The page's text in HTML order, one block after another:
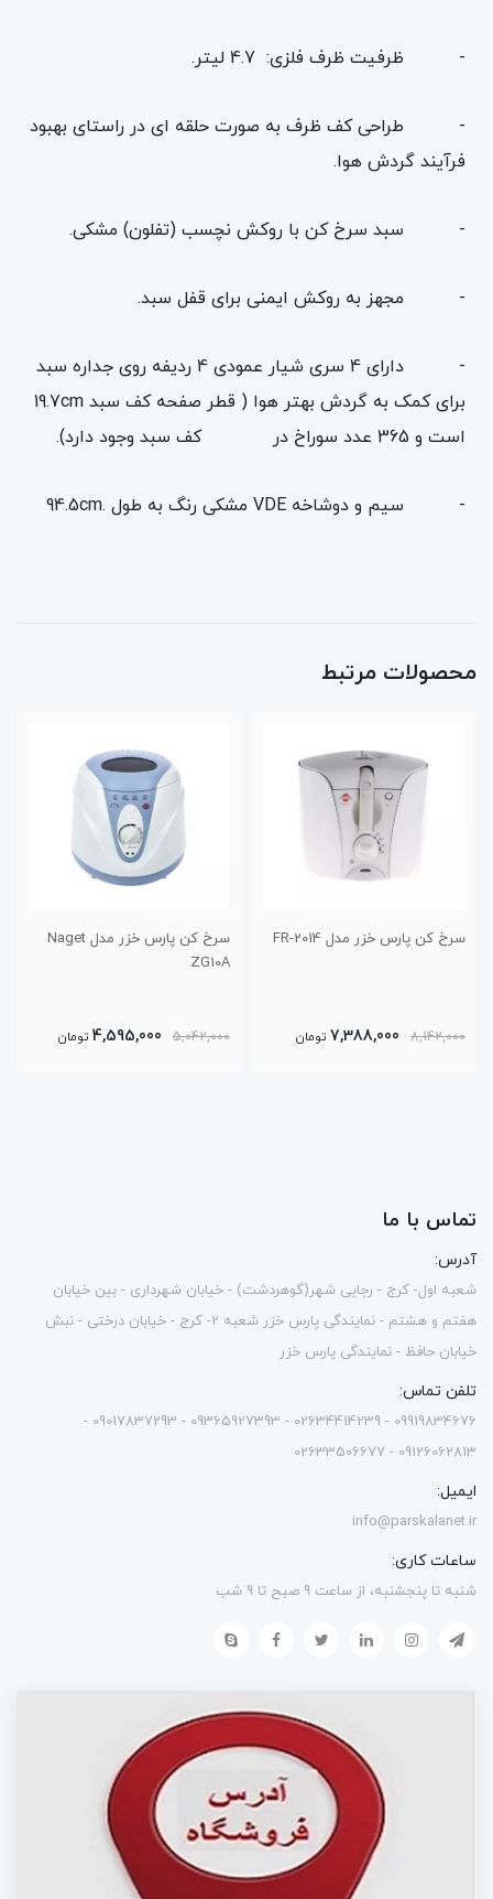
- ظرفیت ظرف فلزی: 4.7 لیتر.
- طراحی کف ظرف به صورت حلقه ای در راستای بهبود
فرآیند گردش هوا.
- سبد سرخ کن با روکش نچسب (تفلون) مشکی.
- مجهز به روکش ایمنی برای قفل سبد.
- دارای 4 سری شیار عمودی 4 ردیفه روی جداره سبد
برای کمک به گردش بهتر هوا ( قطر صفحه کف سبد 19.7cm
است و 365 عدد سوراخ در کف سبد وجود دارد).
- سیم و دوشاخه VDE مشکی رنگ به طول .94.5cm
محصولات مرتبط
سرخ کن پارس خزر مدل FR-2014
8,142,000
7,388,000 تومان
سرخ کن پارس خزر مدل Naget
ZG10A
5,042,000
4,595,000 تومان
تماس با ما
آدرس:
شعبه اول- کرج - رجایی شهر(گوهردشت) - خیابان شهرداری - بین خیابان
هفتم و هشتم - نمایندگی پارس خزر شعبه 2- کرج - خیابان درختی - نبش
خیابان حافظ - نمایندگی پارس خزر
تلفن تماس:
09919834676 - 02634414239 - 09365927393 - 09017837293 -
09126062813 - 02633506677
ایمیل:
info@parskalanet.ir
ساعات کاری:
شنبه تا پنجشنبه، از ساعت 9 صبح تا 9 شب